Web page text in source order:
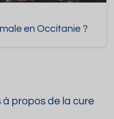
en Occitanie ?
propos de la cure